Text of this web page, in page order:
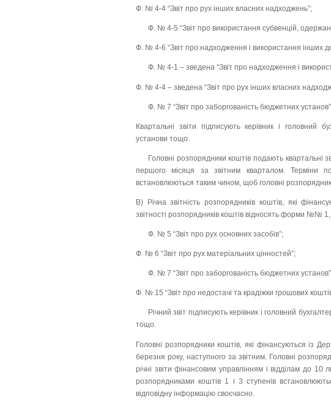
Ф. № 4-4 “Звіт про рух інших власних надходжень”;
Ф. № 4-5 “Звіт про використання субвенцій,
Ф. № 4-6 “Звіт про надходження і використання інших
Ф. № 4-1 – зведена “Звіт про надходження і
Ф. № 4-4 – зведена “Звіт про рух інших власних
Ф. № 7 “Звіт про заборгованість бюджетних установ”.
Квартальні звіти підписують керівник і головний
установи тощо.
Головні розпорядники коштів подають квартальні
першого місяця за звітним кварталом. Терміни
встановлюються таким чином, щоб головні
В) Річна звітність розпорядників коштів, які
звітності розпорядників коштів відносять форми №№
Ф. № 5 “Звіт про рух основних засобів”;
Ф. № 6 “Звіт про рух матеріальних цінностей”;
Ф. № 7 “Звіт про заборгованість бюджетних
Ф. № 15 “Звіт про недостачі та крадіжки грошових
Річний звіт підписують керівник і головний
тощо.
Головні розпорядники коштів, які фінансуються із
березня року, наступного за звітним. Головні
річні звіти фінансовим управлінням і відділам до 10
розпорядниками коштів 1 і 3 ступенів
відповідну інформацію своєчасно.